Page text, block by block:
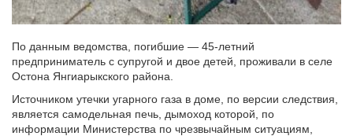
По данным ведомства, погибшие — 45-летний
предприниматель с супругой и двое детей, проживали в селе
Остона Янгиарыкского района.
Источником утечки угарного газа в доме, по версии следствия,
является самодельная печь, дымоход которой, по
информации Министерства по чрезвычайным ситуациям,